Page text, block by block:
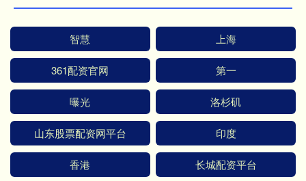
智慧 上海
361配资官网 第一
曝光 洛杉矶
山东股票配资网平台 印度
香港 长城配资平台